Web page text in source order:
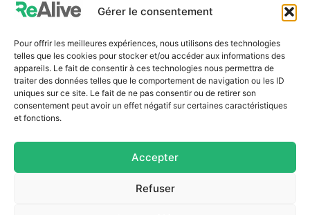
Gérer le consentement
Pour offrir les meilleures expériences, nous utilisons des technologies
telles que les cookies pour stocker et/ou accéder aux informations des
appareils. Le fait de consentir à ces technologies nous permettra de
traiter des données telles que le comportement de navigation ou les ID
uniques sur ce site. Le fait de ne pas consentir ou de retirer son
consentement peut avoir un effet négatif sur certaines caractéristiques
et fonctions.
Accepter
Refuser
Chaise Cuir
blanche
Stock : 1
Chaise Catifa
grise
Stock : 1